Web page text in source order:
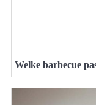
Welke barbecue